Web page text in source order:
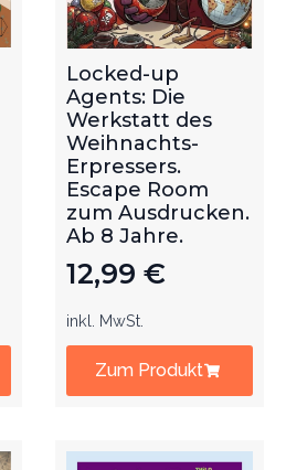
Locked-up
Agents: Die
Werkstatt des
Weihnachts-
Erpressers.
Escape Room
zum Ausdrucken.
Ab 8 Jahre.
12,99 €
inkl. MwSt.
Zum Produkt